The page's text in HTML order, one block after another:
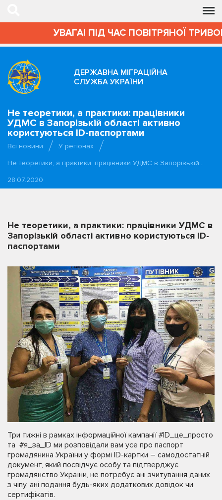
УВАГА! ПІД ЧАС ПОВІТРЯНОЇ
ДЕРЖАВНА МІГРАЦІЙНА
СЛУЖБА УКРАЇНИ
Не теоретики, а практики: працівники
УДМС в Запорізькій області активно
користуються ID-паспортами
Всі новини
У регіонах
Не теоретики, а практики: працівники УДМС в Запорізькій…
28.07.2020
Не теоретики, а практики: працівники УДМС в
Запорізькій області активно користуються ID-
паспортами
Три тижні в рамках інформаційної кампанії #ID_це_просто
та #я_за_ID ми розповідали вам усе про паспорт
громадянина України у формі ID-картки – самодостатній
документ, який посвідчує особу та підтверджує
громадянство України, не потребує ані зчитування даних
з чіпу, ані подання будь-яких додаткових довідок чи
сертифікатів.